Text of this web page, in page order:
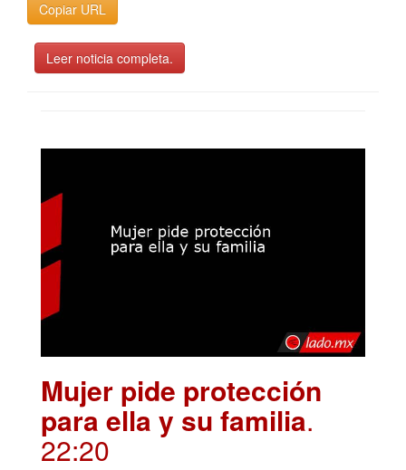
Copiar URL
Leer noticia completa.
Mujer pide protección
para ella y su familia.
22:20